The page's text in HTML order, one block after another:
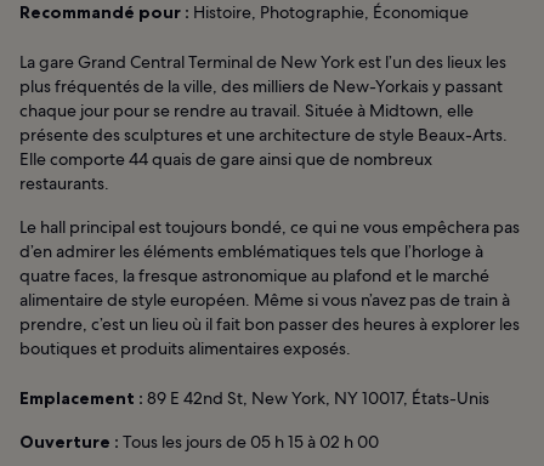
Recommandé pour : Histoire, Photographie, Économique
La gare Grand Central Terminal de New York est l’un des lieux les
plus fréquentés de la ville, des milliers de New-Yorkais y passant
chaque jour pour se rendre au travail. Située à Midtown, elle
présente des sculptures et une architecture de style Beaux-Arts.
Elle comporte 44 quais de gare ainsi que de nombreux
restaurants.
Le hall principal est toujours bondé, ce qui ne vous empêchera pas
d’en admirer les éléments emblématiques tels que l’horloge à
quatre faces, la fresque astronomique au plafond et le marché
alimentaire de style européen. Même si vous n’avez pas de train à
prendre, c’est un lieu où il fait bon passer des heures à explorer les
boutiques et produits alimentaires exposés.
Emplacement : 89 E 42nd St, New York, NY 10017, États-Unis
Ouverture : Tous les jours de 05 h 15 à 02 h 00